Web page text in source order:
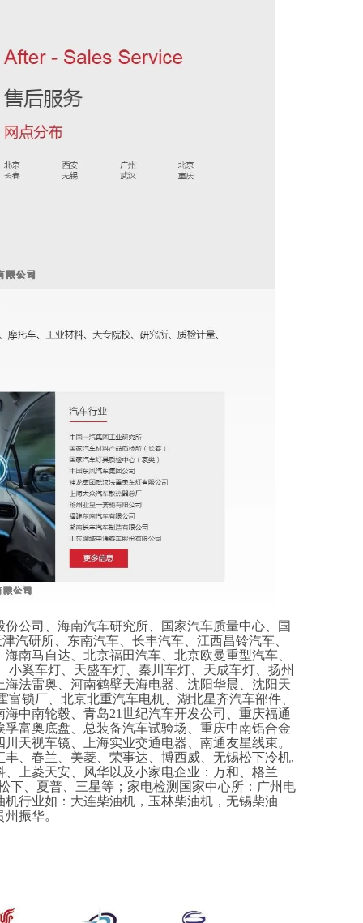
公司、海南汽车研究所、国家汽车质量中心、国
汽研所、东南汽车、长丰汽车、江西昌铃汽车、
南马自达、北京福田汽车、北京欧曼重型汽车、
奚车灯、天盛车灯、秦川车灯、天成车灯、扬州
法雷奥、河南鹤壁天海电器、沈阳华晨、沈阳天
锁厂、北京北重汽车电机、湖北星齐汽车部件、
中南轮毂、青岛21世纪汽车开发公司、重庆福通
富奥底盘、总装备汽车试验场、重庆中南铝合金
天视车镜、上海实业交通电器、南通友星线束。
、春兰、美菱、荣事达、博西威、无锡松下冷机,
上菱天安、风华以及小家电企业：万和、格兰
下、夏普、三星等；家电检测国家中心所：广州电
行业如：大连柴油机，玉林柴油机，无锡柴油
振华。